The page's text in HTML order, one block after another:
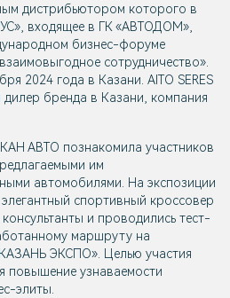
дистрибьютором которого в
входящее в ГК «АВТОДОМ»,
бизнес-форуме
сотрудничество».
2024 года в Казани. AITO SERES
бренда в Казани, компания
АВТО познакомила участников
им
автомобилями. На экспозиции
спортивный кроссовер
консультанты и проводились тест-
маршруту на
ЭКСПО». Целью участия
повышение узнаваемости
элиты.